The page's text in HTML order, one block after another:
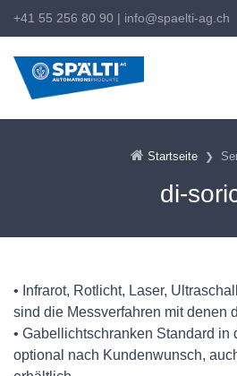
+41 55 256 80 90 | info@spaelti-ag.ch
Startseite
di-
• Infrarot, Rotlicht, Laser,
sind die Messverfahren mit denen
• Gabellichtschranken Standard in
optional nach Kundenwunsch,